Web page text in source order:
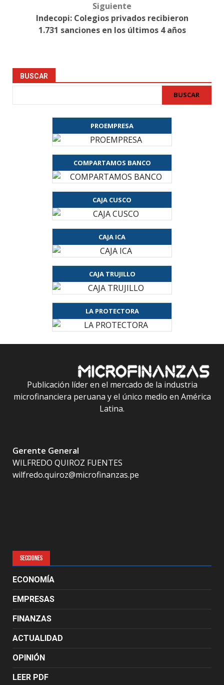
Siguiente
Indecopi: Colegios privados recibieron
1.731 sanciones en los últimos 4 años
BUSCAR
BUSCAR
PROEMPRESA
COMPARTAMOS BANCO
CAJA CUSCO
CAJA ICA
CAJA TRUJILLO
LA PROTECTORA
Publicación líder en el mercado de la industria
microfinanciera peruana y el único medio en América
Latina.
Gerente General
WILFREDO QUIROZ FUENTES
wilfredo.quiroz@microfinanzas.pe
SECCIONES
ECONOMÍA
EMPRESAS
FINANZAS
ACTUALIDAD
OPINIÓN
LEER PDF